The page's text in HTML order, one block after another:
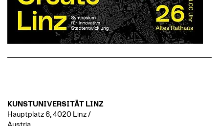
KUNSTUNIVERSITÄT LINZ
Hauptplatz 6, 4020 Linz /